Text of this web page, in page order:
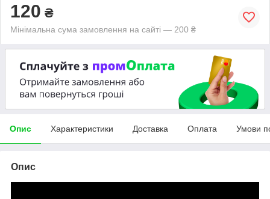
120 ₴
Мінімальна сума замовлення на сайті — 200 ₴
Опис Характеристики Доставка Оплата Умови
Опис